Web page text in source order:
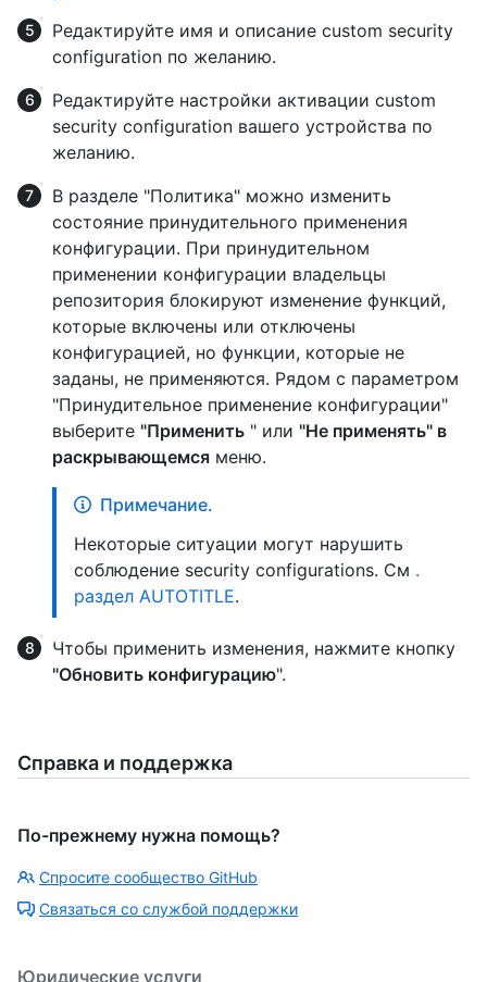
Редактируйте имя и описание custom security
configuration по желанию.
Редактируйте настройки активации custom
security configuration вашего устройства по
желанию.
В разделе "Политика" можно изменить
состояние принудительного применения
конфигурации. При принудительном
применении конфигурации владельцы
репозитория блокируют изменение функций,
которые включены или отключены
конфигурацией, но функции, которые не
заданы, не применяются. Рядом с параметром
"Принудительное применение конфигурации"
выберите "Применить " или "Не применять" в
раскрывающемся меню.
Примечание.
Некоторые ситуации могут нарушить
соблюдение security configurations. См .
раздел AUTOTITLE.
Чтобы применить изменения, нажмите кнопку
"Обновить конфигурацию".
Справка и поддержка
По-прежнему нужна помощь?
Спросите сообщество GitHub
Связаться со службой поддержки
Юридические услуги